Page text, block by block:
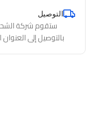
التوصيل
ستقوم شركة
بالتوصيل إلى